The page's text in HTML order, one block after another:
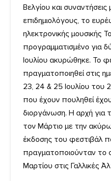
Βελγίου και συναντήσεις
επιδημιολόγους, το
ηλεκτρονικής μουσικής
προγραμματισμένο για
Ιουλίου ακυρώθηκε. Το
πραγματοποιηθεί στις
23, 24 & 25 Ιουλίου του
που έχουν πουληθεί
διοργάνωση. Η αρχή για
τον Μάρτιο με την
έκδοσης του φεστιβάλ
πραγματοποιούνταν τo
Μαρτίου στις Γαλλικές